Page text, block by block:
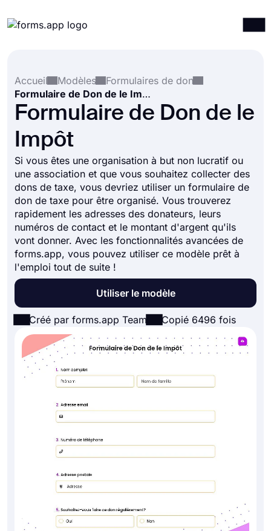
Intégrations
Modèles
Ressources
Tarification
Accueil
Modèles
Formulaires de don
Formulaire de Don de le Impôt
Formulaire de Don de le
Impôt
Si vous êtes une organisation à but non lucratif ou
une association et que vous souhaitez collecter des
dons de taxe, vous devriez utiliser un formulaire de
don de taxe pour être organisé. Vous trouverez
rapidement les adresses des donateurs, leurs
numéros de contact et le montant d'argent qu'ils
vont donner. Avec les fonctionnalités avancées de
forms.app, vous pouvez utiliser ce modèle prêt à
l'emploi tout de suite !
Utiliser le modèle
Créé par forms.app Team Copié 6496 fois